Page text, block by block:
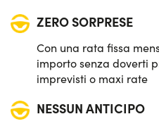
ZERO SORPRESE
Con una rata fissa
importo senza doverti
imprevisti o maxi rate
NESSUN ANTICIPO